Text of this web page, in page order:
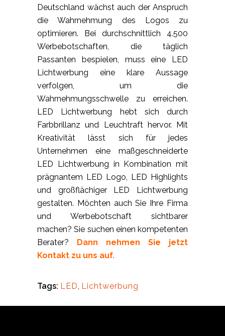
Deutschland wächst auch der Anspruch
die Wahrnehmung des Logos zu
optimieren. Bei durchschnittlich 4.500
Werbebotschaften, die täglich
Passanten bespielen, muss eine LED
Lichtwerbung eine klare Aussage
verfolgen, um die
Wahrnehmungsschwelle zu erreichen.
LED Lichtwerbung hebt sich durch
Farbbrillanz und Leuchtraft hervor. Mit
Kreativität lässt sich für jedes
Unternehmen eine maßgeschneiderte
LED Lichtwerbung in Kombination mit
prägnantem LED Logo, LED Highlights
und großflächiger LED Lichtwerbung
gestalten. Möchten auch Sie Ihre Firma
und Werbebotschaft sichtbarer
machen? Sie suchen einen kompetenten
Berater? Dann nehmen Sie jetzt
Kontakt zu uns auf.
Tags: LED, Lichtwerbung